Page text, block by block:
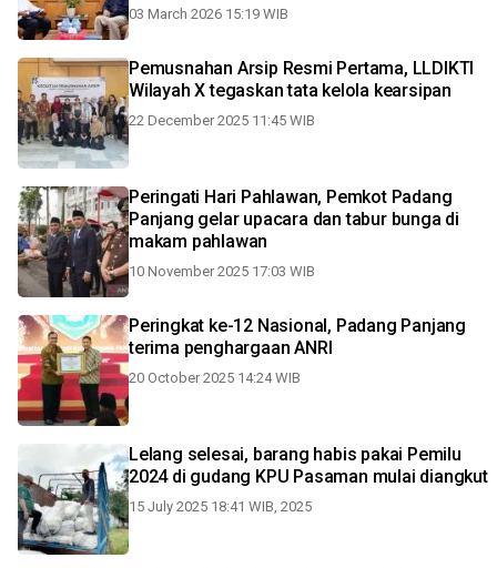
03 March 2026 15:19 WIB
Pemusnahan Arsip Resmi Pertama, LLDIKTI
Wilayah X tegaskan tata kelola kearsipan
22 December 2025 11:45 WIB
Peringati Hari Pahlawan, Pemkot Padang
Panjang gelar upacara dan tabur bunga di
makam pahlawan
10 November 2025 17:03 WIB
Peringkat ke-12 Nasional, Padang Panjang
terima penghargaan ANRI
20 October 2025 14:24 WIB
Lelang selesai, barang habis pakai Pemilu
2024 di gudang KPU Pasaman mulai diangkut
15 July 2025 18:41 WIB, 2025